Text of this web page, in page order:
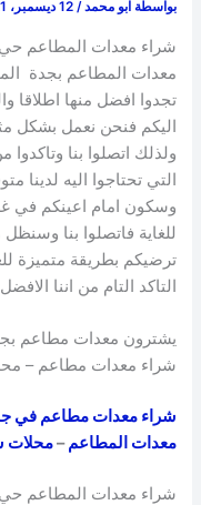
بواسطة ابو محمد/12 ديسمبر، 2021
شراء معدات المطاعم حي
معدات المطاعم بجدة
تجدوا افضل منها اطلاقا
اليكم فنحن نعمل بشكل
ولذلك اتصلوا بنا وتاكدوا
التي تحتاجوا اليه لدينا
وسكون امام اعينكم في
للغاية فاتصلوا بنا
ترضيكم بطريقة متميزة
التاكد التام من اننا
يشترون معدات مطاعم
شراء معدات مطاعم –
شراء معدات مطاعم في
معدات المطاعم–محلات
شراء معدات المطاعم حي